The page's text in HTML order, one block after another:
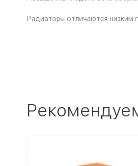
Радиаторы отличаются низким